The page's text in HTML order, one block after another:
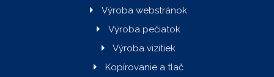
Výroba webstránok
Výroba pečiatok
Výroba vizitiek
Kopírovanie a tlač